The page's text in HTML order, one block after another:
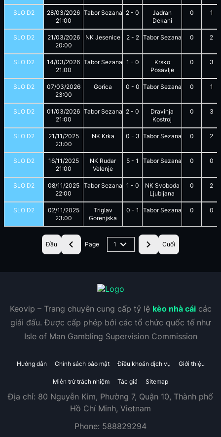
SLO D2
28/03/2026
21:00
Tabor Sezana 2 - 0
Jadran
Dekani
0 1
SLO D2
21/03/2026
20:00
NK Jesenice 2- 2 Tabor Sezana 0 2
SLO D2
14/03/2026
21:00
Tabor Sezana 1 - 0
Krsko
Posavlje
0 3
SLO D2
07/03/2026
23:00
Gorica 0 - 0 Tabor Sezana 0 1
SLO D2
01/03/2026
21:00
Tabor Sezana 2 - 0
Dravinja
Kostroj
0 3
SLO D2
21/11/2025
23:00
NK Krka 0 - 3 Tabor Sezana 0 2
SLO D2
16/11/2025
21:00
NK Rudar
Velenje
5 - 1 Tabor Sezana 0 0
SLO D2
08/11/2025
22:00
Tabor Sezana 1 - 0
NK Svoboda
Ljubljana
0 2
SLO D2
02/11/2025
23:00
Triglav
Gorenjska
0 - 1 Tabor Sezana 0 0
Đầu Page 1 Cuối
Keovip – Trang chuyên cung cấp tỷ lệ kèo nhà cáicác
giải đấu. Được cấp phép bởi các tổ chức quốc tế như
Isle of Man Gambling Supervision Commission
Hướng dẫn Chính sách bảo mật Điều khoản dịch vụ Giới thiệu
Miễn trừ trách nhiệm Tác giả Sitemap
Địa chỉ: 80 Nguyễn Kim, Phường 7, Quận 10, Thành phố
Hồ Chí Minh, Vietnam
Phone: 588829294